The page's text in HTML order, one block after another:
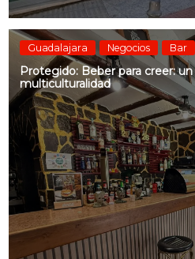
Guadalajara Negocios Bar
Protegido: Beber para creer:
multiculturalidad